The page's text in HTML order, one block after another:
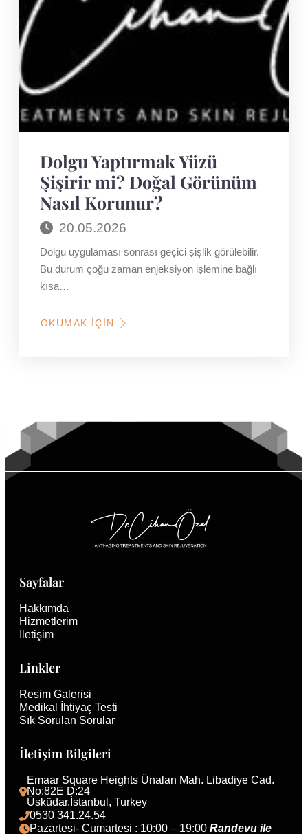
Dolgu Yaptırmak Yüzü
Şişirir mi? Doğal Görünüm
Nasıl Korunur?
20.05.2026
Dolgu uygulaması sonrası geçici şişlik görülebilir.
Bu durum çoğu zaman enjeksiyon işlemine bağlı
kısa…
OKUMAK İÇIN
HAKKINDA
KORUNUR?
Sayfalar
Hakkımda
Hizmetlerim
İletişim
Linkler
Resim Galerisi
Medikal İhtiyaç Testi
Sık Sorulan Sorular
İletişim Bilgileri
Emaar Square Heights Ünalan Mah. Libadiye Cad.
No:82E D:24
Üsküdar,İstanbul, Turkey
0530 341.24.54
Pazartesi- Cumartesi : 10:00 – 19:00 Randevu ile